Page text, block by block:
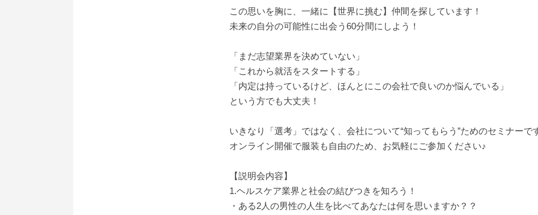
この思いを胸に、一緒に【世界に挑む】仲間を探しています！
未来の自分の可能性に出会う60分間にしよう！
「まだ志望業界を決めていない」
「これから就活をスタートする」
「内定は持っているけど、ほんとにこの会社で良いのか悩んでいる」
という方でも大丈夫！
いきなり「選考」ではなく、会社について“知ってもらう”ためのセミナーで
オンライン開催で服装も自由のため、お気軽にご参加ください♪
【説明会内容】
1.ヘルスケア業界と社会の結びつきを知ろう！
・ある2人の男性の人生を比べてあなたは何を思いますか？？